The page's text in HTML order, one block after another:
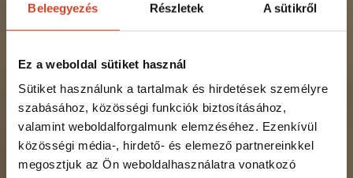
Beleegyezés Részletek A sütikről
Ez a weboldal sütiket használ
Sütiket használunk a tartalmak és hirdetések személyre
szabásához, közösségi funkciók biztosításához,
valamint weboldalforgalmunk elemzéséhez. Ezenkívül
közösségi média-, hirdető- és elemező partnereinkkel
megosztjuk az Ön weboldalhasználatra vonatkozó